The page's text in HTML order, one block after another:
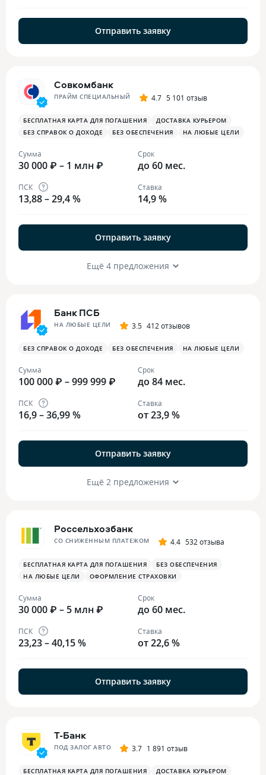
Отправить заявку
Совкомбанк
ПРАЙМ СПЕЦИАЛЬНЫЙ 4.7 5 101 отзыв
БЕСПЛАТНАЯ КАРТА ДЛЯ ПОГАШЕНИЯ
ДОСТАВКА КУРЬЕРОМ
БЕЗ СПРАВОК О ДОХОДЕ
БЕЗ ОБЕСПЕЧЕНИЯ НА ЛЮБЫЕ ЦЕЛИ
Сумма
30 000 ₽ – 1 млн ₽
Срок
до 60 мес.
ПСК
13,88 – 29,4 %
Ставка
14,9 %
Отправить заявку
Ещё 4 предложения
Банк ПСБ
НА ЛЮБЫЕ ЦЕЛИ 3.5 412 отзывов
БЕЗ СПРАВОК О ДОХОДЕ БЕЗ ОБЕСПЕЧЕНИЯ НА ЛЮБЫЕ ЦЕЛИ
Сумма
100 000 ₽ – 999 999 ₽
Срок
до 84 мес.
ПСК
16,9 – 36,99 %
Ставка
от 23,9 %
Отправить заявку
Ещё 2 предложения
Россельхозбанк
СО СНИЖЕННЫМ ПЛАТЕЖОМ 4.4 532 отзыва
БЕСПЛАТНАЯ КАРТА ДЛЯ ПОГАШЕНИЯ
БЕЗ ОБЕСПЕЧЕНИЯ
НА ЛЮБЫЕ ЦЕЛИ
ОФОРМЛЕНИЕ СТРАХОВКИ
Сумма
30 000 ₽ – 5 млн ₽
Срок
до 60 мес.
ПСК
23,23 – 40,15 %
Ставка
от 22,6 %
Отправить заявку
Т-Банк
ПОД ЗАЛОГ АВТО 3.7 1 891 отзыв
БЕСПЛАТНАЯ КАРТА ДЛЯ ПОГАШЕНИЯ ДОСТАВКА КУРЬЕРОМ